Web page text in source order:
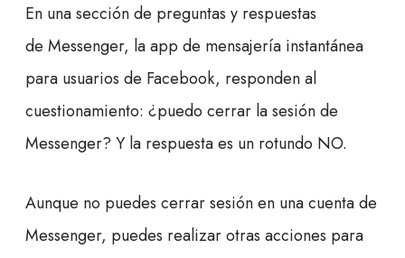
En una sección de preguntas y respuestas
de Messenger, la app de mensajería instantánea
para usuarios de Facebook, responden al
cuestionamiento: ¿puedo cerrar la sesión de
Messenger? Y la respuesta es un rotundo NO.
Aunque no puedes cerrar sesión en una cuenta de
Messenger, puedes realizar otras acciones para